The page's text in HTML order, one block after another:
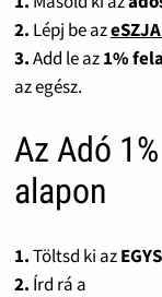
2. Lépj be az
3.Add le az1%
az egész.
Az Adó
alapon
1.Töltsd ki az
2. Írd rá a